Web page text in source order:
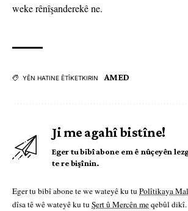
weke rênîşanderekê ne.
YÊN HATINE ÊTÎKETKIRIN AMED
Ji me agahî bistîne!
Eger tu bibî abone em ê nûçeyên
te re bişînin.
Eger tu bibî abone te we wateyê ku tu Polîtikaya
dîsa tê wê wateyê ku tu Şert û Mercên meqebûl